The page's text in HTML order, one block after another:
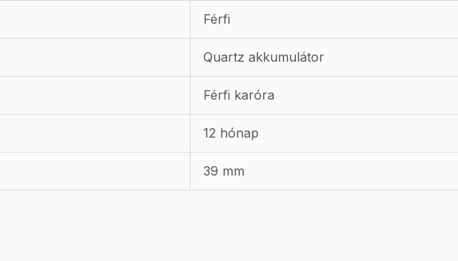
Férfi
Quartz akkumulátor
Férfi karóra
12 hónap
39 mm